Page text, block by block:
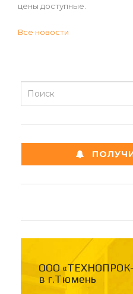
цены доступные.
Все новости
ООО
в г.Тюмень